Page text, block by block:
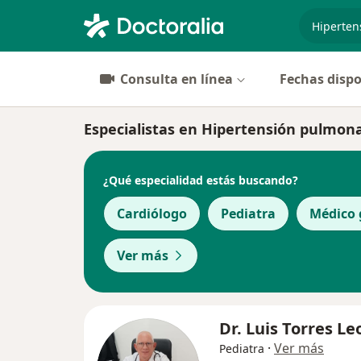
Consulta en línea Fechas
Especialistas en Hipertensión
¿Qué especialidad estás buscando?
Cardiólogo Pediatra Médico
Ver más
Dr. Luis Torres
Pediatra · Ver más